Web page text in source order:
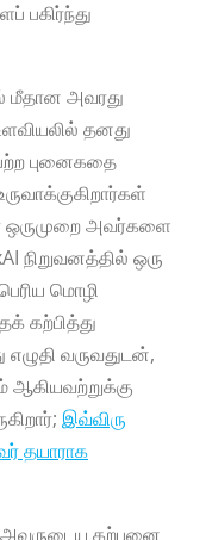
பகிர்ந்து
மீதான அவரது
தனது
புனைகதை
ஒருமுறை அவர்களை
நிறுவனத்தில் ஒரு
மொழி
கற்பித்து
எழுதி வருவதுடன்,
ஆகியவற்றுக்கு
இவ்விரு
தயாராக
அவருடைய கற்பனை